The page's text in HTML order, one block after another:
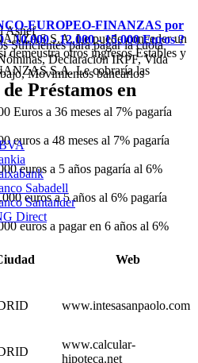
Asnef
Suficientes para pagar la cuota
Declaración IRPF, Vida
Movimientos bancarios
S.A. Le puede conceder un
demeustra otros ingresos Estables y
EUROPEO-FINANZAS por
- 10.000 - 12.000 - 15.000 Euros ?
S.A. Le cobraría las
Euros a 36 meses al 7% pagaría
euros a 48 meses al 7% pagaría
euros a 5 años pagaría al 6%
euros a 5 años al 6% pagaría
euros a pagar en 6 años al 6%
Préstamos en
Sabadell
Santander
Direct
Web
www.intesasanpaolo.com
www.calcular-
hipoteca.net